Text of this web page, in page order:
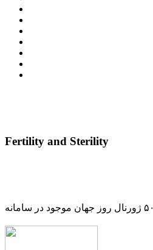
Fertility and Sterility